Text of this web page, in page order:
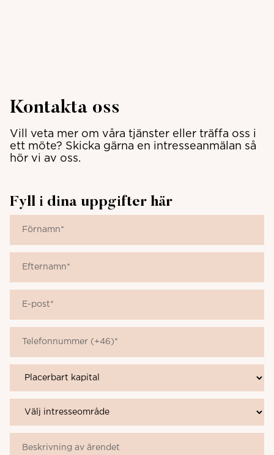
Kontakta oss
Vill veta mer om våra tjänster eller träffa oss i
ett möte? Skicka gärna en intresseanmälan så
hör vi av oss.
Fyll i dina uppgifter här